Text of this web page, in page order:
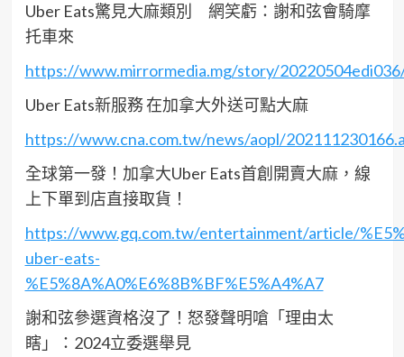
Uber Eats驚見大麻類別 網笑虧：謝和弦會騎摩
托車來
https://www.mirrormedia.mg/story/
Uber Eats新服務 在加拿大外送可點大麻
https://www.cna.com.tw/news/aopl/
全球第一發！加拿大Uber Eats首創開賣大麻，線
上下單到店直接取貨！
https://www.gq.com.tw/entertainment/article/
uber-eats-
%E5%8A%A0%E6%8B%BF%E5%A4%A7
謝和弦參選資格沒了！怒發聲明嗆「理由太
瞎」：2024立委選舉見